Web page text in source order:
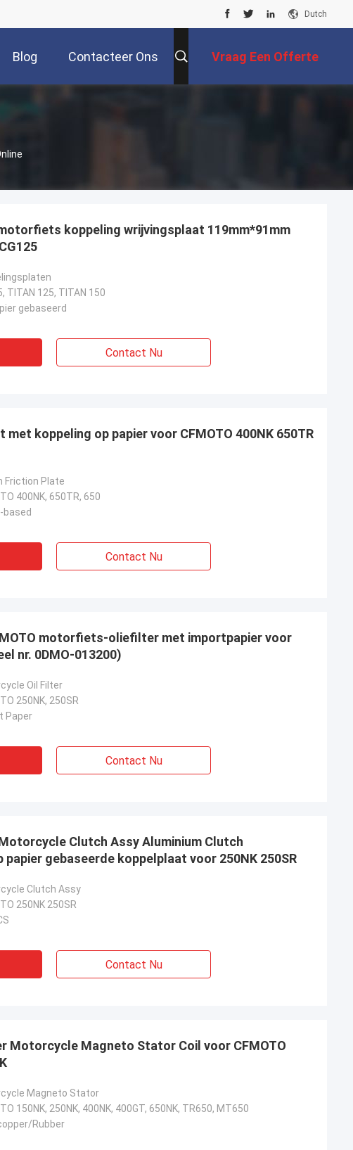
Dutch
Blog Contacteer Ons Vraag Een Offerte
Ali Imran
het nemen van me om
ik hoop lang-term
uw fabriek.
Ik neem uw kaart van de Motorfietsbeurs,
Japan top kwaliteit
koppeling wrijvingsplaat 119mm*91mm
TITAN 125, TITAN 150
gebaseerd
Contact Nu
met koppeling op papier voor CFMOTO 400NK 650TR
Friction Plate
400NK, 650TR, 650
based
Contact Nu
motorfiets-oliefilter met importpapier voor
nr. 0DMO-013200)
Oil Filter
250NK, 250SR
Paper
Contact Nu
Clutch Assy Aluminium Clutch
gebaseerde koppelplaat voor 250NK 250SR
Clutch Assy
250NK 250SR
Contact Nu
Motorcycle Magneto Stator Coil voor CFMOTO
Magneto Stator
150NK, 250NK, 400NK, 400GT, 650NK, TR650, MT650
Rubber